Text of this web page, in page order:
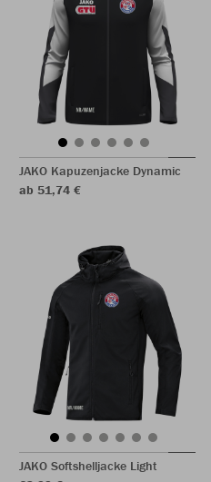
JAKO Kapuzenjacke Dynamic
ab 51,74 €
JAKO Softshelljacke Light